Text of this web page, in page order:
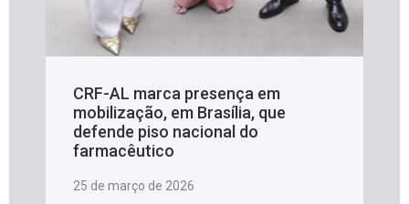
CRF-AL marca presença em
mobilização, em Brasília, que
defende piso nacional do
farmacêutico
25 de março de 2026